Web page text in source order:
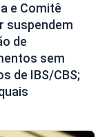
e Comitê
suspendem
de
sem
de IBS/CBS;